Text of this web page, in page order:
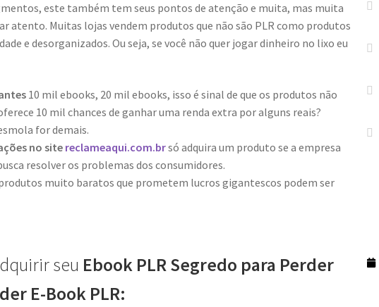
este também tem seus pontos de atenção e muita, mas muita
atento. Muitas lojas vendem produtos que não são PLR como produtos
e desorganizados. Ou seja, se você não quer jogar dinheiro no lixo eu
10 mil ebooks, 20 mil ebooks, isso é sinal de que os produtos não
10 mil chances de ganhar uma renda extra por alguns reais?
for demais.
no site reclameaqui.com.brsó adquira um produto se a empresa
resolver os problemas dos consumidores.
muito baratos que prometem lucros gigantescos podem ser
seu Ebook PLR Segredo para Perder
E-Book PLR: